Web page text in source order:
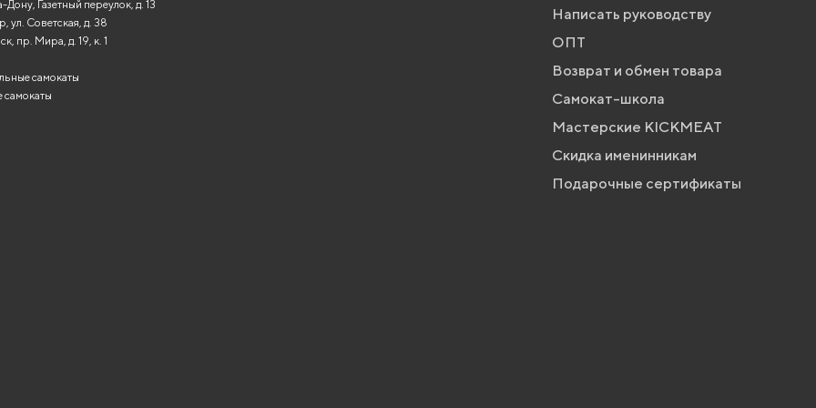
Газетный переулок, д. 13
ул. Советская, д. 38
пр. Мира, д. 19, к. 1
самокаты
Написать руководству
ОПТ
Возврат и обмен товара
Самокат-школа
Мастерские KICKMEAT
Скидка именинникам
Подарочные сертификаты